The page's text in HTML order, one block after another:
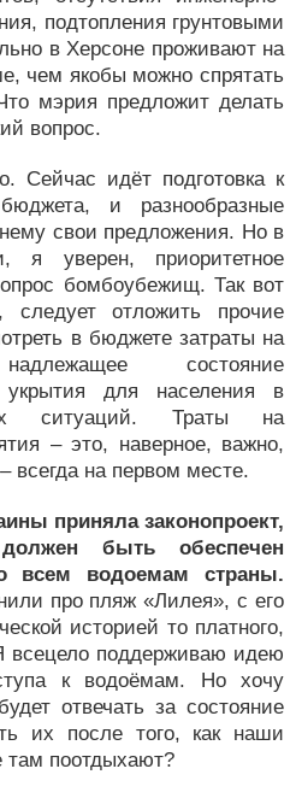
подтопления грунтовыми
в Херсоне проживают на
чем якобы можно спрятать
мэрия предложит делать
вопрос.
Сейчас идёт подготовка к
и разнообразные
свои предложения. Но в
я уверен, приоритетное
бомбоубежищ. Так вот
отложить прочие
в бюджете затраты на
состояние
укрытия для населения в
ситуаций. Траты на
– это, наверное, важно,
всегда на первом месте.
приняла законопроект,
быть обеспечен
всем водоемам страны.
про пляж «Лилея», с его
историей то платного,
всецело поддерживаю идею
к водоёмам. Но хочу
отвечать за состояние
их после того, как наши
там поотдыхают?